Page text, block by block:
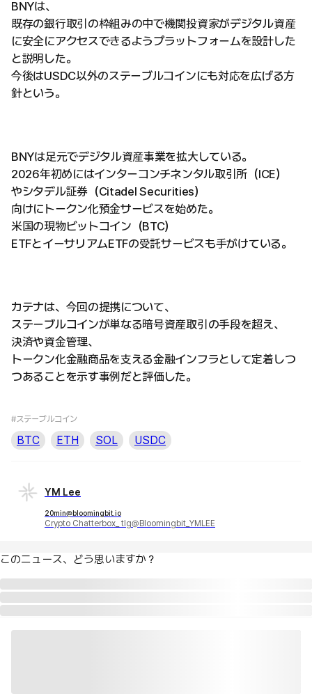
BNYは、
既存の銀行取引の枠組みの中で機関投資家がデジタル資産
に安全にアクセスできるようプラットフォームを設計した
と説明した。
今後はUSDC以外のステーブルコインにも対応を広げる方
針という。
BNYは足元でデジタル資産事業を拡大している。
2026年初めにはインターコンチネンタル取引所（ICE）
やシタデル証券（Citadel Securities）
向けにトークン化預金サービスを始めた。
米国の現物ビットコイン（BTC）
ETFとイーサリアムETFの受託サービスも手がけている。
カテナは、今回の提携について、
ステーブルコインが単なる暗号資産取引の手段を超え、
決済や資金管理、
トークン化金融商品を支える金融インフラとして定着しつ
つあることを示す事例だと評価した。
#ステーブルコイン
BTC ETH SOL USDC
YM Lee
20min@bloomingbit.io
Crypto Chatterbox_ tlg@Bloomingbit_YMLEE
このニュース、どう思いますか？